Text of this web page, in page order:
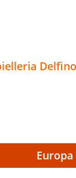
Delfino
Europa